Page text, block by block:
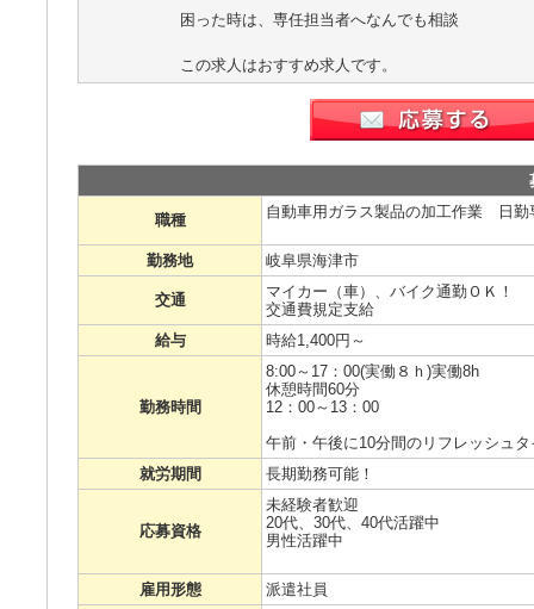
困った時は、専任担当者へなんでも相談
この求人はおすすめ求人です。
職種 自動車用ガラス製品の加工作業 日勤
勤務地 岐阜県海津市
交通
マイカー（車）、バイク通勤ＯＫ！
交通費規定支給
給与
時給1,400円～
勤務時間
8:00～17：00(実働８ｈ)実働8h
休憩時間60分
12：00～13：00
午前・午後に10分間のリフレッシュ
就労期間
長期勤務可能！
応募資格
未経験者歓迎
20代、30代、40代活躍中
男性活躍中
雇用形態 派遣社員